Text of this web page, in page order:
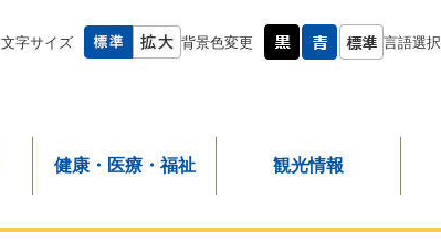
文字サイズ 背景色変更 言語選択
健康・医療・福祉 観光情報